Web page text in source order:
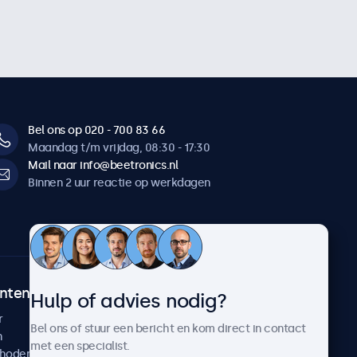
Bel ons op 020 - 700 83 66
Maandag t/m vrijdag, 08:30 - 17:30
Mail naar info@beetronics.nl
Binnen 2 uur reactie op werkdagen
Over Beetronics
Nieuws en updates
Hulp of advies nodig?
Bel ons of stuur een bericht en kom direct in contact
met een specialist.